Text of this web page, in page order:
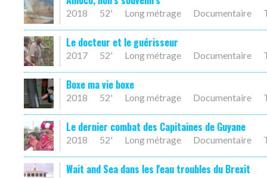
2018 52' Long métrage Documentaire
Le docteur et le guérisseur
2017 52' Long métrage Documentaire
Boxe ma vie boxe
2018 52' Long métrage Documentaire
Le dernier combat des Capitaines de Guyane
2018 52' Long métrage Documentaire
Wait and Sea dans les l'eau troubles du Brexit